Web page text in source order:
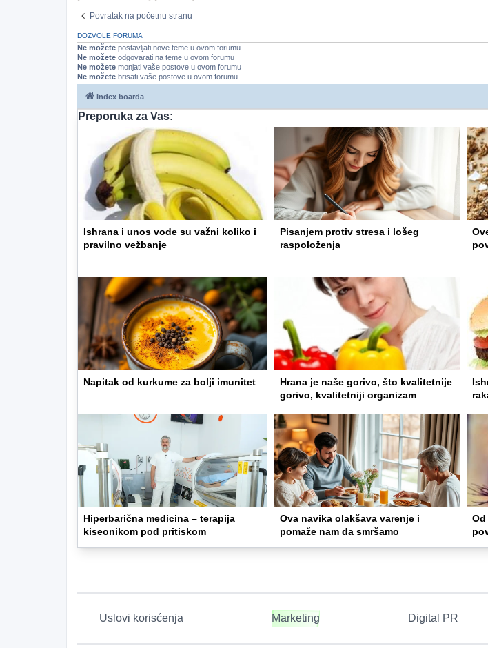
Povratak na početnu stranu
DOZVOLE FORUMA
Ne možete postavljati nove teme u ovom forumu
Ne možete odgovarati na teme u ovom forumu
Ne možete monjati vaše postove u ovom forumu
Ne možete brisati vaše postove u ovom forumu
Index boarda
Preporuka za Vas:
Ishrana i unos vode su važni koliko i
pravilno vežbanje
Pisanjem protiv stresa i lošeg
raspoloženja
Napitak od kurkume za bolji imunitet
Hrana je naše gorivo, što kvalitetnije
gorivo, kvalitetniji organizam
Hiperbarična medicina – terapija
kiseonikom pod pritiskom
Ova navika olakšava varenje i
pomaže nam da smršamo
Uslovi korisćenja Marketing Digital PR